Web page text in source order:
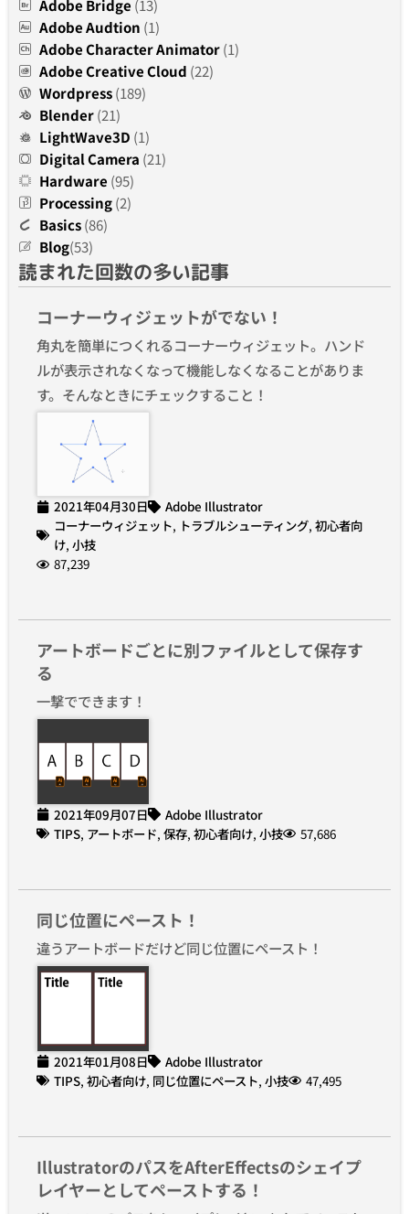
Adobe Bridge (13)
Adobe Audtion (1)
Adobe Character Animator(1)
Adobe Creative Cloud (22)
Wordpress(189)
Blender(21)
LightWave3D (1)
Digital Camera (21)
Hardware (95)
Processing(2)
Basics(86)
Blog(53)
読まれた回数の多い記事
コーナーウィジェットがでない！
角丸を簡単につくれるコーナーウィジェット。ハンド
ルが表示されなくなって機能しなくなることがありま
す。そんなときにチェックすること！
2021年04月30日
Adobe Illustrator
コーナーウィジェット, トラブルシューティング, 初心者向
け, 小技
87,239
アートボードごとに別ファイルとして保存す
る
一撃でできます！
2021年09月07日
Adobe Illustrator
TIPS, アートボード, 保存, 初心者向け, 小技 57,686
同じ位置にペースト！
違うアートボードだけど同じ位置にペースト！
2021年01月08日
Adobe Illustrator
TIPS, 初心者向け, 同じ位置にペースト, 小技 47,495
IllustratorのパスをAfterEffectsのシェイプ
レイヤーとしてペーストする！